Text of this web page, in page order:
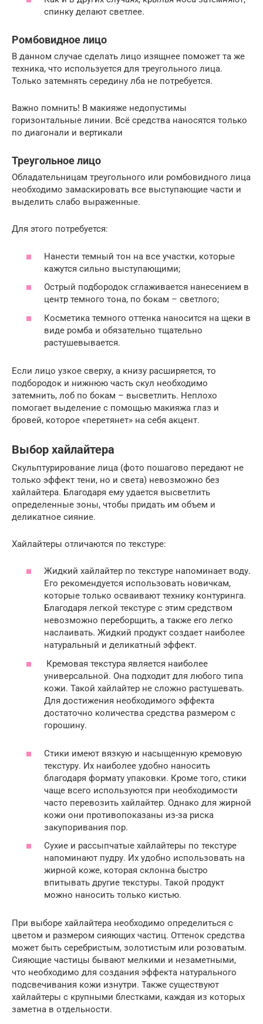
спинку делают светлее.
Ромбовидное лицо
В данном случае сделать лицо изящнее поможет та же
техника, что используется для треугольного лица.
Только затемнять середину лба не потребуется.
Важно помнить! В макияже недопустимы
горизонтальные линии. Всё средства наносятся только
по диагонали и вертикали
Треугольное лицо
Обладательницам треугольного или ромбовидного лица
необходимо замаскировать все выступающие части и
выделить слабо выраженные.
Для этого потребуется:
Нанести темный тон на все участки, которые
кажутся сильно выступающими;
Острый подбородок сглаживается нанесением в
центр темного тона, по бокам – светлого;
Косметика темного оттенка наносится на щеки в
виде ромба и обязательно тщательно
растушевывается.
Если лицо узкое сверху, а книзу расширяется, то
подбородок и нижнюю часть скул необходимо
затемнить, лоб по бокам – высветлить. Неплохо
помогает выделение с помощью макияжа глаз и
бровей, которое «перетянет» на себя акцент.
Выбор хайлайтера
Скульптурирование лица (фото пошагово передают не
только эффект тени, но и света) невозможно без
хайлайтера. Благодаря ему удается высветлить
определенные зоны, чтобы придать им объем и
деликатное сияние.
Хайлайтеры отличаются по текстуре:
Жидкий хайлайтер по текстуре напоминает воду.
Его рекомендуется использовать новичкам,
которые только осваивают технику контуринга.
Благодаря легкой текстуре с этим средством
невозможно переборщить, а также его легко
наслаивать. Жидкий продукт создает наиболее
натуральный и деликатный эффект.
Кремовая текстура является наиболее
универсальной. Она подходит для любого типа
кожи. Такой хайлайтер не сложно растушевать.
Для достижения необходимого эффекта
достаточно количества средства размером с
горошину.
Стики имеют вязкую и насыщенную кремовую
текстуру. Их наиболее удобно наносить
благодаря формату упаковки. Кроме того, стики
чаще всего используются при необходимости
часто перевозить хайлайтер. Однако для жирной
кожи они противопоказаны из-за риска
закупоривания пор.
Сухие и рассыпчатые хайлайтеры по текстуре
напоминают пудру. Их удобно использовать на
жирной коже, которая склонна быстро
впитывать другие текстуры. Такой продукт
можно наносить только кистью.
При выборе хайлайтера необходимо определиться с
цветом и размером сияющих частиц. Оттенок средства
может быть серебристым, золотистым или розоватым.
Сияющие частицы бывают мелкими и незаметными,
что необходимо для создания эффекта натурального
подсвечивания кожи изнутри. Также существуют
хайлайтеры с крупными блестками, каждая из которых
заметна в отдельности.